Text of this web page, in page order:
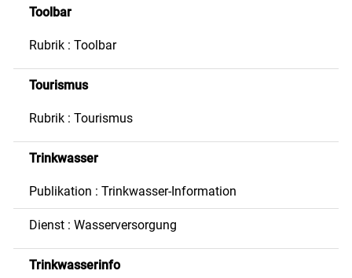
Toolbar
Rubrik : Toolbar
Tourismus
Rubrik : Tourismus
Trinkwasser
Publikation : Trinkwasser-Information
Dienst : Wasserversorgung
Trinkwasserinfo